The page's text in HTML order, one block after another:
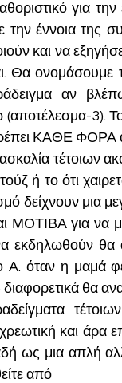
για
έννοια της
και να
Θα ονομάσουμε
αν
(αποτέλεσμα-3).
ΚΑΘΕ ΦΟΡΑ
τέτοιων
ή το ότι
μια
ΜΟΤΙΒΑ για να
εκδηλωθούν θα
Α. όταν η μαμά
θα
και άρα
ως μια απλή
από